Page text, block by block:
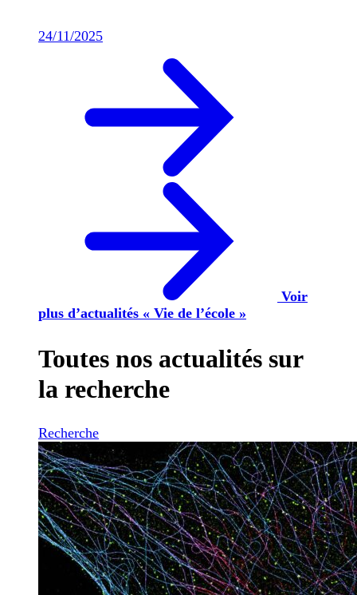
24/11/2025
Voir
plus d’actualités « Vie de l’école »
Toutes nos actualités sur
la recherche
Recherche